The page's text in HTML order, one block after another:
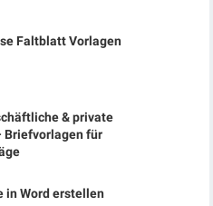
Faltblatt Vorlagen
& private
Briefvorlagen für
in Word erstellen